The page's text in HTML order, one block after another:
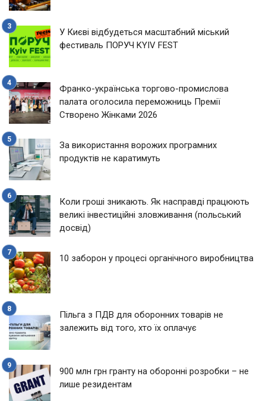
У Києві відбудеться масштабний міський
фестиваль ПОРУЧ KYIV FEST
Франко-українська торгово-промислова
палата оголосила переможниць Премії
Створено Жінками 2026
За використання ворожих програмних
продуктів не каратимуть
Коли гроші зникають. Як насправді працюють
великі інвестиційні зловживання (польський
досвід)
10 заборон у процесі органічного виробництва
Пільга з ПДВ для оборонних товарів не
залежить від того, хто їх оплачує
900 млн грн гранту на оборонні розробки – не
лише резидентам